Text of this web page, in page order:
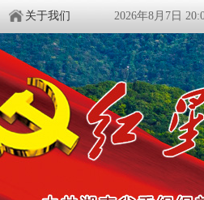
关于我们 2026年8月7日